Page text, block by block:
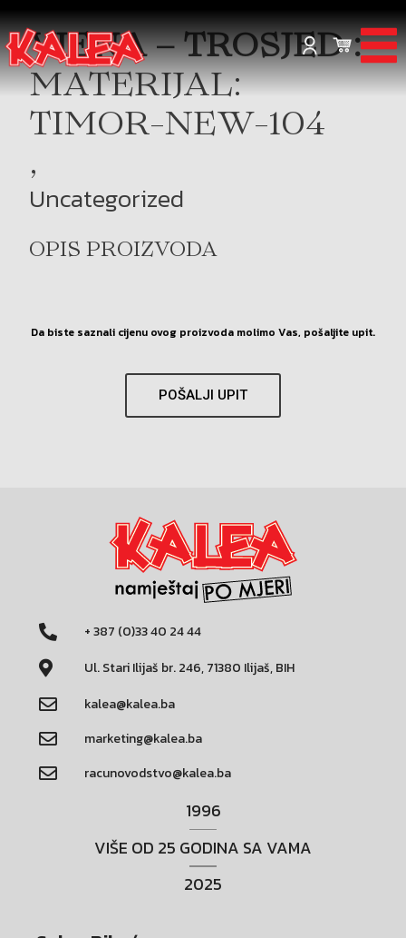
VIENA – TROSJED :
MATERIJAL:
TIMOR-NEW-104
,
Uncategorized
OPIS PROIZVODA
Da biste saznali cijenu ovog proizvoda molimo Vas, pošaljite upit.
POŠALJI UPIT
+ 387 (0)33 40 24 44
Ul. Stari Ilijaš br. 246, 71380 Ilijaš, BIH
kalea@kalea.ba
marketing@kalea.ba
racunovodstvo@kalea.ba
1996
VIŠE OD 25 GODINA SA VAMA
2025